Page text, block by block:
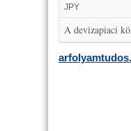
JPY
A devizapiaci